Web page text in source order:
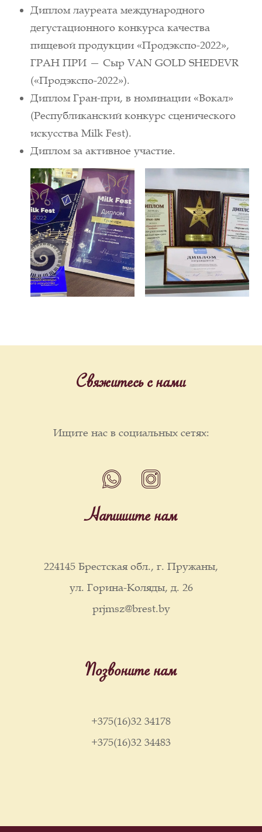
Диплом лауреата международного
дегустационного конкурса качества
пищевой продукции «Продэкспо-2022»,
ГРАН ПРИ — Сыр VAN GOLD SHEDEVR
(«Продэкспо-2022»).
Диплом Гран-при, в номинации «Вокал»
(Республиканский конкурс сценического
искусства Milk Fest).
Диплом за активное участие.
Свяжитесь с нами
Ищите нас в социальных сетях:
Напишите нам
224145 Брестская обл., г. Пружаны,
ул. Горина-Коляды, д. 26
prjmsz@brest.by
Позвоните нам
+375(16)32 34178
+375(16)32 34483